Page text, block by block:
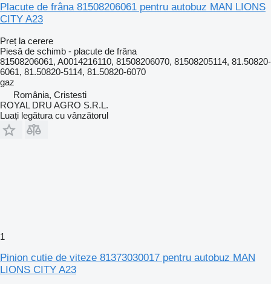
Placute de frâna 81508206061 pentru autobuz MAN LIONS
CITY A23
Preț la cerere
Piesă de schimb - placute de frâna
81508206061, A0014216110, 81508206070, 81508205114, 81.50820-
6061, 81.50820-5114, 81.50820-6070
gaz
România, Cristesti
ROYAL DRU AGRO S.R.L.
Luați legătura cu vânzătorul
1
Pinion cutie de viteze 81373030017 pentru autobuz MAN
LIONS CITY A23